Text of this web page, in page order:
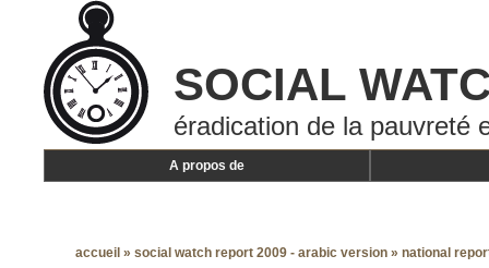
SOCIAL
éradication de la pauvreté
A propos de
accueil » social watch report 2009 - arabic version » national